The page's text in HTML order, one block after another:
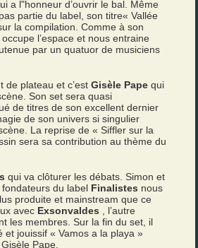
a l"honneur d’ouvrir le bal. Même
partie du label, son titre« Vallée
la compilation. Comme à son
l’espace et nous entraine
par un quatuor de musiciens
de plateau et c’estGisèle Pape qui
Son set sera quasi
de titres de son excellent dernier
de son univers si singulier
La reprise de « Siffler sur la
sera sa contribution au thème du
qui va clôturer les débats. Simon et
du label Finalistes nous
produite et mainstream que ce
avec Exsonvaldes
, l’autre
les membres. Sur la fin du set, il
et jouissif « Vamos a la playa »
Pape.